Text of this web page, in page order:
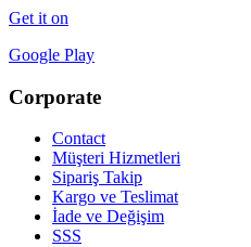
Get it on
Google Play
Corporate
Contact
Müşteri Hizmetleri
Sipariş Takip
Kargo ve Teslimat
İade ve Değişim
SSS